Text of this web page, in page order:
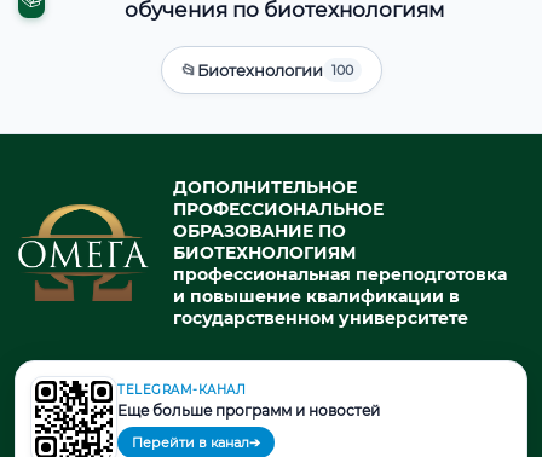
обучения по биотехнологиям
📂Биотехнологии 100
ДОПОЛНИТЕЛЬНОЕ
ПРОФЕССИОНАЛЬНОЕ
ОБРАЗОВАНИЕ ПО
БИОТЕХНОЛОГИЯМ
профессиональная переподготовка
и повышение квалификации в
государственном университете
© 2026. При использовании материалов портала активная ссылка
на источник обязательна.
TELEGRAM-КАНАЛ
Еще больше программ и новостей
Перейти в канал➔